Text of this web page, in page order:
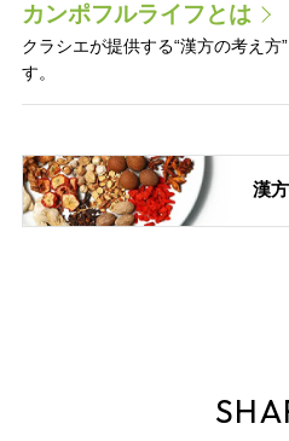
カンポフルライフとは
クラシエが提供する“漢方の考え
す。
漢